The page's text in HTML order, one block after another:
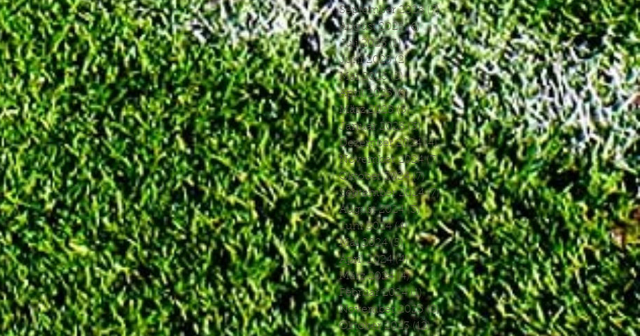
September 2025 (7)7 Beiträge
August 2025 (6)6 Beiträge
Juli 2025 (1)1 Beitrag
Juni 2025 (2)2 Beiträge
Mai 2025 (5)5 Beiträge
April 2025 (6)6 Beiträge
März 2025 (5)5 Beiträge
Januar 2025 (3)3 Beiträge
Dezember 2024 (4)4 Beiträge
November 2024 (7)7 Beiträge
Oktober 2024 (7)7 Beiträge
September 2024 (7)7 Beiträge
August 2024 (3)3 Beiträge
Juni 2024 (4)4 Beiträge
Mai 2024 (5)5 Beiträge
April 2024 (4)4 Beiträge
März 2024 (4)4 Beiträge
Februar 2024 (1)1 Beitrag
November 2023 (8)8 Beiträge
Oktober 2023 (12)12 Beiträge